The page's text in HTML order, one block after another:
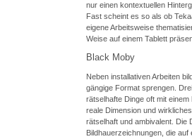
nur einen kontextuellen
Fast scheint es so als ob
eigene Arbeitsweise
Weise auf einem Tablett
Black Moby
Neben installativen Arbeiten
gängige Format sprengen.
rätselhafte Dinge oft mit
reale Dimension und
rätselhaft und ambivalent. Die
Bildhauerzeichnungen, die